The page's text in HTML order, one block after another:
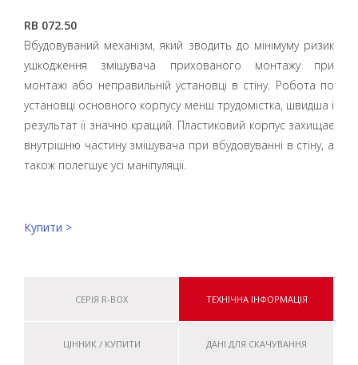
RB 072.50
Вбудовуваний механізм, який зводить до мінімуму ризик
ушкодження змішувача прихованого монтажу при
монтажі або неправильній установці в стіну. Робота по
установці основного корпусу менш трудомістка, швидша і
результат її значно кращий. Пластиковий корпус захищає
внутрішню частину змішувача при вбудовуванні в стіну, а
також полегшує усі маніпуляції.
Купити >
СЕРІЯ R-BOX ТЕХНІЧНА ІНФОРМАЦІЯ
ЦІННИК / КУПИТИ ДАНІ ДЛЯ СКАЧУВАННЯ